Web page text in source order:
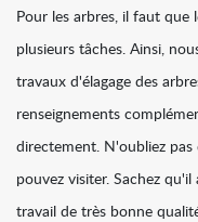
Pour les arbres, il faut que
plusieurs tâches. Ainsi,
travaux d'élagage des
renseignements
directement. N'oubliez
pouvez visiter. Sachez
travail de très bonne